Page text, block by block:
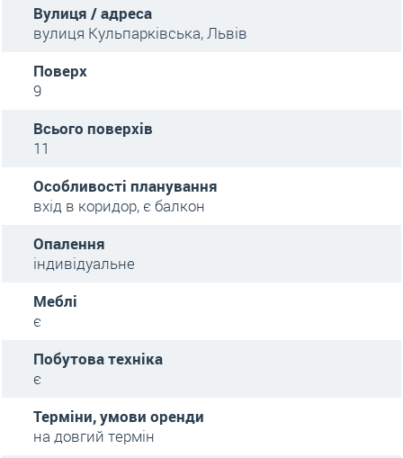
Вулиця / адреса
вулиця Кульпарківська, Львів
Поверх
9
Всього поверхів
11
Особливості планування
вхід в коридор, є балкон
Опалення
індивідуальне
Меблі
є
Побутова техніка
є
Терміни, умови оренди
на довгий термін